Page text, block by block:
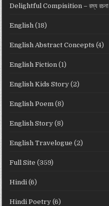
Delightful Compisition – রম্য রচনা
English (18)
English Abstract Concepts (4)
English Fiction (1)
English Kids Story (2)
English Poem (8)
English Story (8)
English Travelogue (2)
Full Site (359)
Hindi (6)
Hindi Poetry (6)